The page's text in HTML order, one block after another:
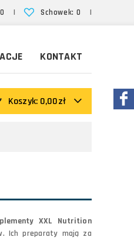
Schowek: 0 |
0 |
KONTAKT
Koszyk: 0,00zł
XXL Nutrition
Ich preparaty mają za